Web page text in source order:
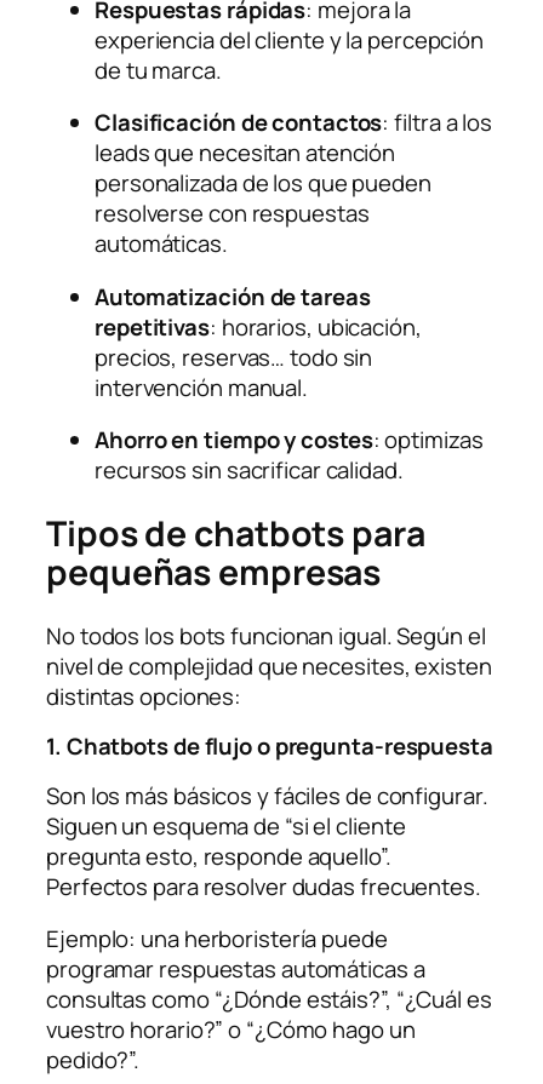
Respuestas rápidas: mejora la
experiencia del cliente y la percepción
de tu marca.
Clasificación de contactos: filtra a los
leads que necesitan atención
personalizada de los que pueden
resolverse con respuestas
automáticas.
Automatización de tareas
repetitivas: horarios, ubicación,
precios, reservas… todo sin
intervención manual.
Ahorro en tiempo y costes: optimizas
recursos sin sacrificar calidad.
Tipos de chatbots para
pequeñas empresas
No todos los bots funcionan igual. Según el
nivel de complejidad que necesites, existen
distintas opciones:
1. Chatbots de flujo o pregunta-respuesta
Son los más básicos y fáciles de configurar.
Siguen un esquema de “si el cliente
pregunta esto, responde aquello”.
Perfectos para resolver dudas frecuentes.
Ejemplo: una herboristería puede
programar respuestas automáticas a
consultas como “¿Dónde estáis?”, “¿Cuál es
vuestro horario?” o “¿Cómo hago un
pedido?”.